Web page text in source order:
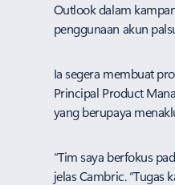
Outlook dalam
penggunaan akun
Ia segera membuat
Principal Product
yang berupaya
“Tim saya berfokus
jelas Cambric.